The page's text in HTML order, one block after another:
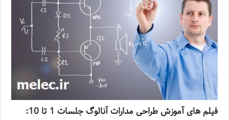
فیلم های آموزش طراحی مدارات آنالوگ جلسات 1 تا 10: